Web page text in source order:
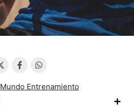
Mundo Entrenamiento